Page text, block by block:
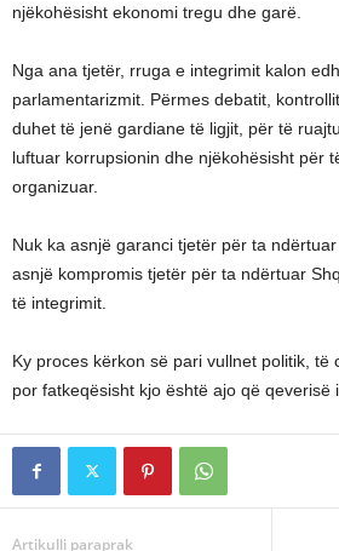
njëkohësisht ekonomi tregu dhe garë.
Nga ana tjetër, rruga e integrimit kalon
parlamentarizmit. Përmes debatit,
duhet të jenë gardiane të ligjit, për të
luftuar korrupsionin dhe njëkohësisht për
organizuar.
Nuk ka asnjë garanci tjetër për ta
asnjë kompromis tjetër për ta ndërtuar
të integrimit.
Ky proces kërkon së pari vullnet politik, të
por fatkeqësisht kjo është ajo që qeverisë
Artikulli paraprak